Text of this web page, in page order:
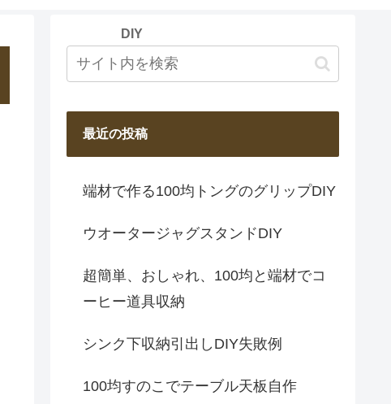
DIY
最近の投稿
端材で作る100均トングのグリップDIY
ウオータージャグスタンドDIY
超簡単、おしゃれ、100均と端材でコ
ーヒー道具収納
シンク下収納引出しDIY失敗例
100均すのこでテーブル天板自作